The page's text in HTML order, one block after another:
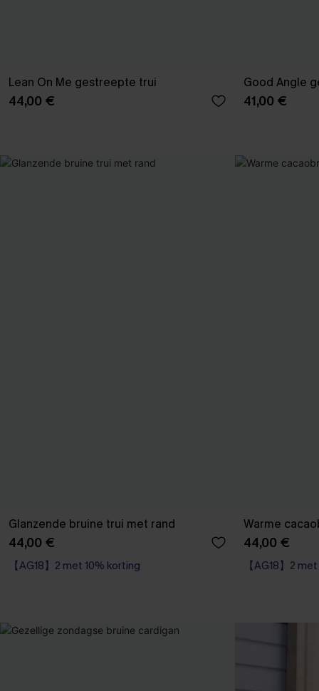
Lean On Me gestreepte trui
44,00 €
Good Angle
41,00 €
Glanzende bruine trui met rand
44,00 €
【AG18】2 met 10% korting
Warme
44,00 €
【AG18】2